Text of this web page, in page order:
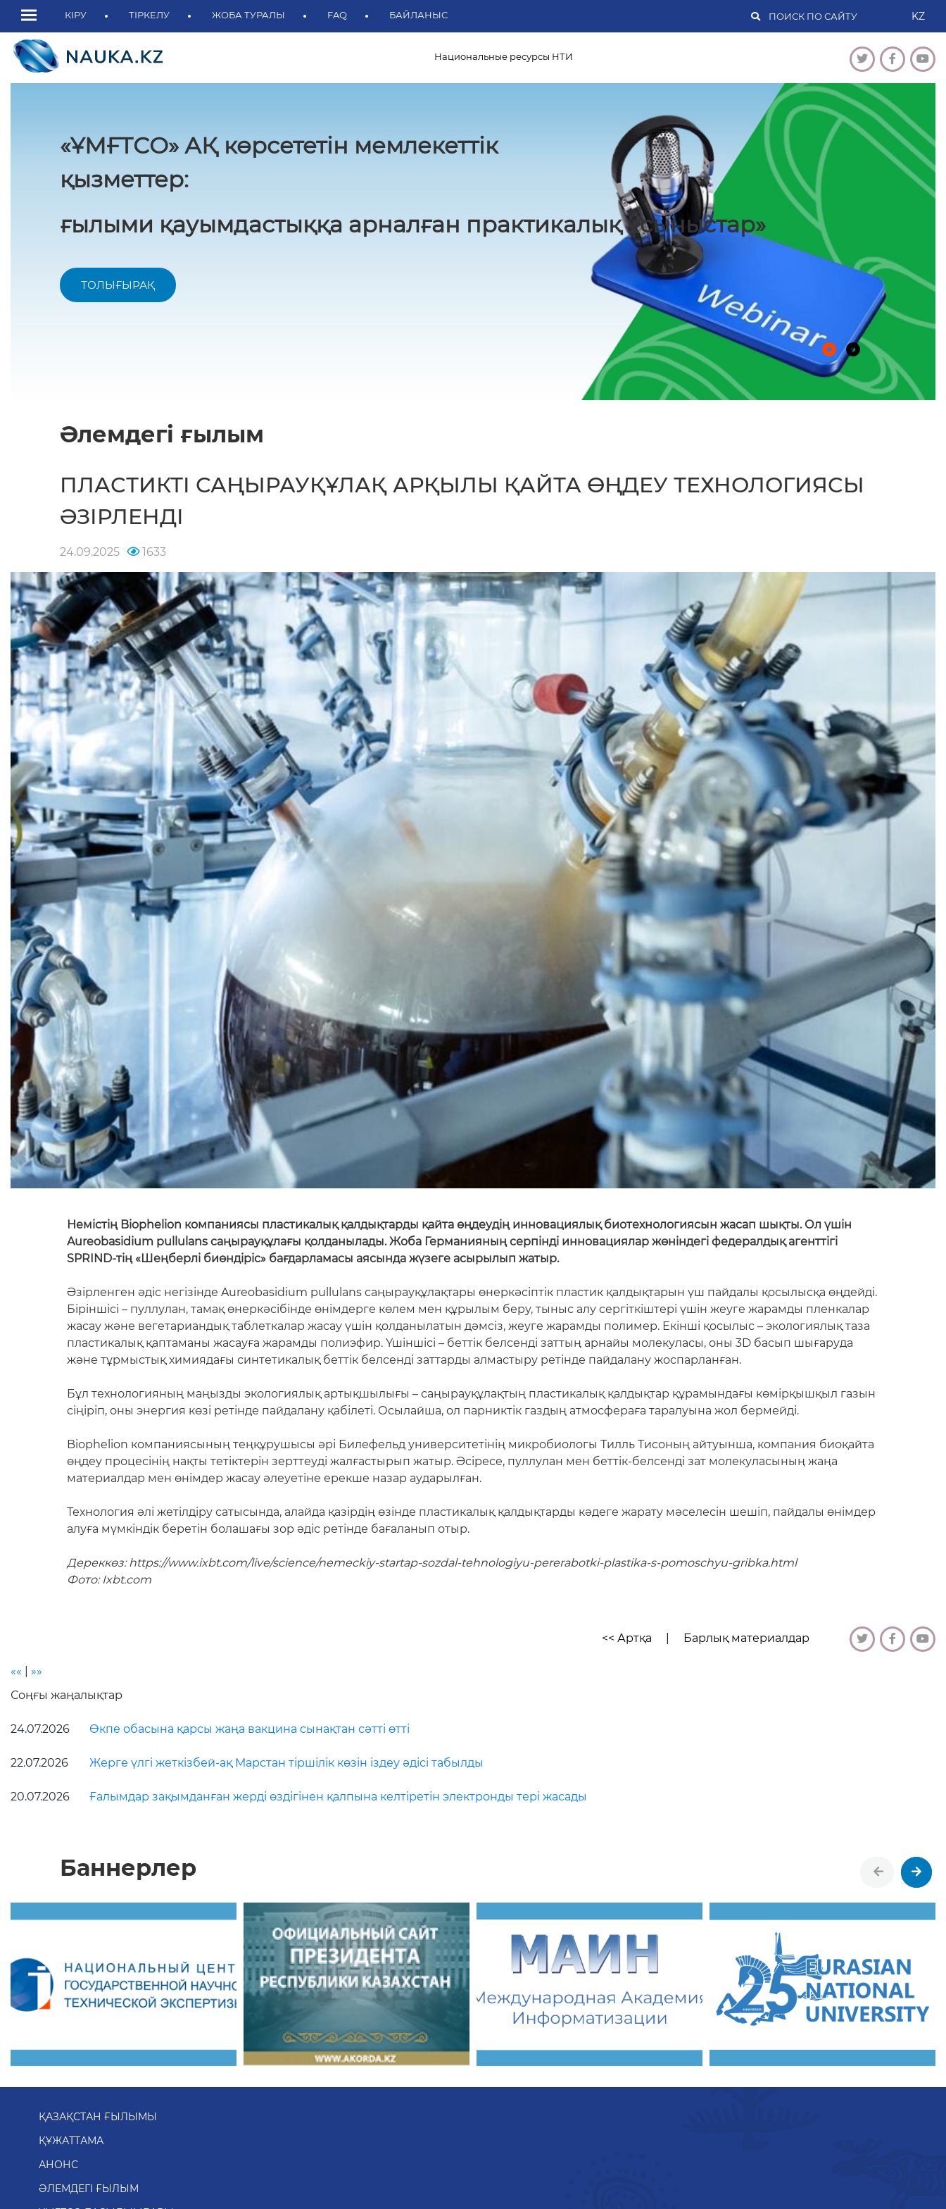
КІРУ ТІРКЕЛУ ЖОБА ТУРАЛЫ FAQ БАЙЛАНЫС KZ
Национальные ресурсы НТИ
«ҰМҒТСО» АҚ көрсететін мемлекеттік
қызметтер:
ғылыми қауымдастыққа арналған практикалық ұсыныстар»
ТОЛЫҒЫРАҚ
Әлемдегі ғылым
ПЛАСТИКТІ САҢЫРАУҚҰЛАҚ АРҚЫЛЫ ҚАЙТА ӨҢДЕУ ТЕХНОЛОГИЯСЫ
ӘЗІРЛЕНДІ
24.09.2025 1633
Немістің Biophelion компаниясы пластикалық қалдықтарды қайта өңдеудің инновациялық биотехнологиясын жасап шықты. Ол үшін
Aureobasidium pullulans саңырауқұлағы қолданылады. Жоба Германияның серпінді инновациялар жөніндегі федералдық агенттігі
SPRIND-тің «Шеңберлі биөндіріс» бағдарламасы аясында жүзеге асырылып жатыр.
Әзірленген әдіс негізінде Aureobasidium pullulans саңырауқұлақтары өнеркәсіптік пластик қалдықтарын үш пайдалы қосылысқа өңдейді.
Біріншісі – пуллулан, тамақ өнеркәсібінде өнімдерге көлем мен құрылым беру, тыныс алу сергіткіштері үшін жеуге жарамды пленкалар
жасау және вегетариандық таблеткалар жасау үшін қолданылатын дәмсіз, жеуге жарамды полимер. Екінші қосылыс – экологиялық таза
пластикалық қаптаманы жасауға жарамды полиэфир. Үшіншісі – беттік белсенді заттың арнайы молекуласы, оны 3D басып шығаруда
және тұрмыстық химиядағы синтетикалық беттік белсенді заттарды алмастыру ретінде пайдалану жоспарланған.
Бұл технологияның маңызды экологиялық артықшылығы – саңырауқұлақтың пластикалық қалдықтар құрамындағы көмірқышқыл газын
сіңіріп, оны энергия көзі ретінде пайдалану қабілеті. Осылайша, ол парниктік газдың атмосфераға таралуына жол бермейді.
Biophelion компаниясының теңқұрушысы әрі Билефельд университетінің микробиологы Тилль Тисоның айтуынша, компания биоқайта
өңдеу процесінің нақты тетіктерін зерттеуді жалғастырып жатыр. Әсіресе, пуллулан мен беттік-белсенді зат молекуласының жаңа
материалдар мен өнімдер жасау әлеуетіне ерекше назар аударылған.
Технология әлі жетілдіру сатысында, алайда қазірдің өзінде пластикалық қалдықтарды кәдеге жарату мәселесін шешіп, пайдалы өнімдер
алуға мүмкіндік беретін болашағы зор әдіс ретінде бағаланып отыр.
Дереккөз: https://www.ixbt.com/live/science/nemeckiy-startap-sozdal-tehnologiyu-pererabotki-plastika-s-pomoschyu-gribka.html
Фото: Ixbt.com
<< Артқа Барлық материалдар
««
»»
Соңғы жаңалықтар
24.07.2026 Өкпе обасына қарсы жаңа вакцина сынақтан сәтті өтті
22.07.2026 Жерге үлгі жеткізбей-ақ Марстан тіршілік көзін іздеу әдісі табылды
20.07.2026 Ғалымдар зақымданған жерді өздігінен қалпына келтіретін электронды тері жасады
Баннерлер
ҚАЗАҚСТАН ҒЫЛЫМЫ
ҚҰЖАТТАМА
АНОНС
ӘЛЕМДЕГІ ҒЫЛЫМ